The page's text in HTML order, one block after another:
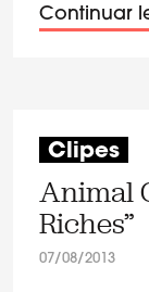
Continuar
Clipes
Animal
Riches”
07/08/2013